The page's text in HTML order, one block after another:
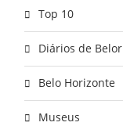
Top 10
Diários de
Belo Horizonte
Museus